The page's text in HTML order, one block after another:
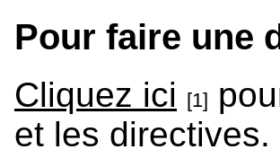
Pour faire une
Cliquez ici [1]
et les directives.